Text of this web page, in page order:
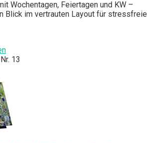
Wochentagen, Feiertagen und KW –
Blick im vertrauten Layout für stressfreie
13